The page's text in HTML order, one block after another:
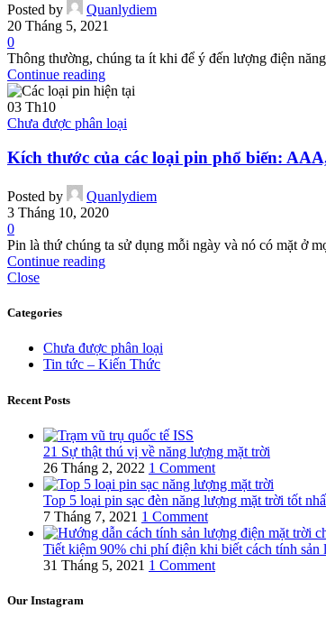
Posted by
Quanlydiem
20 Tháng 5, 2021
0
Thông thường, chúng ta ít khi để ý đến lượng điện
Continue reading
03 Th10
Chưa được phân loại
Kích thước của các loại pin phổ biến:
Posted by
Quanlydiem
3 Tháng 10, 2020
0
Pin là thứ chúng ta sử dụng mỗi ngày và nó có mặt ở
Continue reading
Close
Categories
Chưa được phân loại
Tin tức – Kiến Thức
Recent Posts
21 Sự thật thú vị về năng lượng mặt trời
26 Tháng 2, 2022 1 Comment
Top 5 loại pin sạc đèn năng lượng mặt trời tốt
7 Tháng 7, 2021 1 Comment
Tiết kiệm 90% chi phí điện khi biết cách tính sản
31 Tháng 5, 2021 1 Comment
Our Instagram